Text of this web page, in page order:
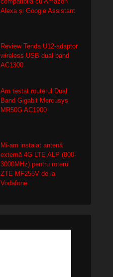
Alexa și Google Assistant
Review Tenda U12-adaptor
wireless USB dual band
AC1300
Am testat routerul Dual
Band Gigabit Mercusys
MR50G AC1900
Mi-am instalat antenă
externă 4G LTE ALP (800-
3000MHz) pentru roterul
ZTE MF255V de la
Vodafone